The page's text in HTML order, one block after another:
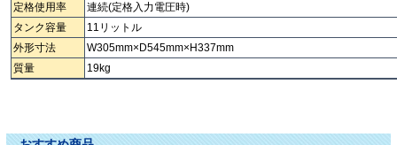
定格使用率
連続(定格入力電圧時)
タンク容量
11リットル
外形寸法
W305mm×D545mm×H337mm
質量
19kg